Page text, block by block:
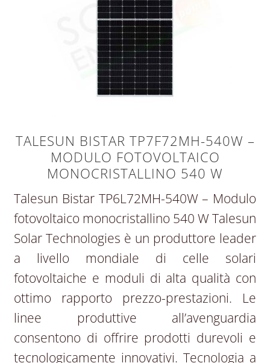
TALESUN BISTAR TP7F72MH-540W –
MODULO FOTOVOLTAICO
MONOCRISTALLINO 540 W
Talesun Bistar TP6L72MH-540W – Modulo
fotovoltaico monocristallino 540 W Talesun
Solar Technologies è un produttore leader
a livello mondiale di celle solari
fotovoltaiche e moduli di alta qualità con
ottimo rapporto prezzo-prestazioni. Le
linee produttive all’avenguardia
consentono di offrire prodotti durevoli e
tecnologicamente innovativi. Tecnologia a